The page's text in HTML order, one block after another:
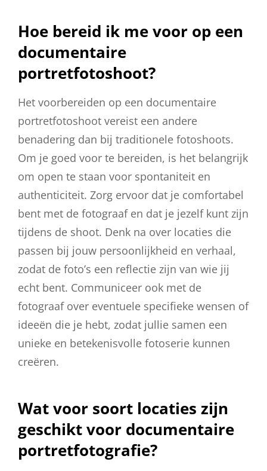
Hoe bereid ik me voor op een
documentaire
portretfotoshoot?
Het voorbereiden op een documentaire
portretfotoshoot vereist een andere
benadering dan bij traditionele fotoshoots.
Om je goed voor te bereiden, is het belangrijk
om open te staan voor spontaniteit en
authenticiteit. Zorg ervoor dat je comfortabel
bent met de fotograaf en dat je jezelf kunt zijn
tijdens de shoot. Denk na over locaties die
passen bij jouw persoonlijkheid en verhaal,
zodat de foto’s een reflectie zijn van wie jij
echt bent. Communiceer ook met de
fotograaf over eventuele specifieke wensen of
ideeën die je hebt, zodat jullie samen een
unieke en betekenisvolle fotoserie kunnen
creëren.
Wat voor soort locaties zijn
geschikt voor documentaire
portretfotografie?